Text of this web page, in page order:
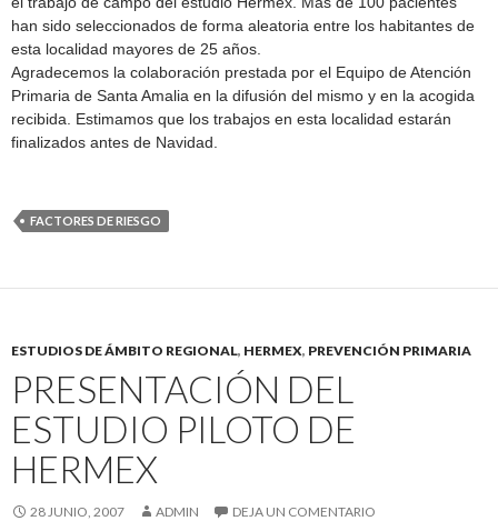
han sido seleccionados de forma aleatoria entre los habitantes de
esta localidad mayores de 25 años.
Agradecemos la colaboración prestada por el Equipo de Atención
Primaria de Santa Amalia en la difusión del mismo y en la acogida
recibida. Estimamos que los trabajos en esta localidad estarán
finalizados antes de Navidad.
FACTORES DE RIESGO
ESTUDIOS DE ÁMBITO REGIONAL, HERMEX, PREVENCIÓN PRIMARIA
PRESENTACIÓN DEL
ESTUDIO PILOTO DE
HERMEX
28 JUNIO, 2007 ADMIN DEJA UN COMENTARIO